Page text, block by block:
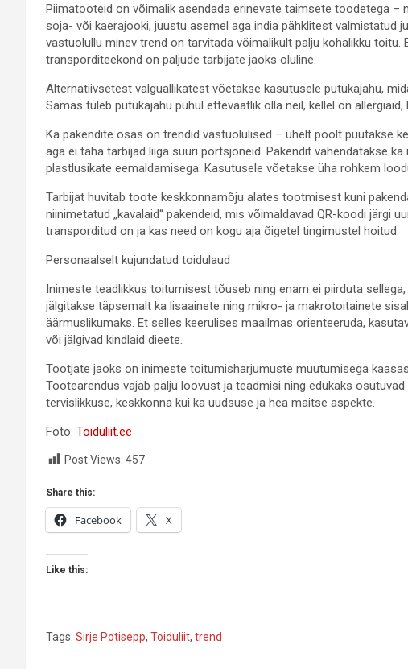
Piimatooteid on võimalik asendada erinevate taimsete toodetega –
soja- või kaerajooki, juustu asemel aga india pähklitest valmistatud
vastuolullu minev trend on tarvitada võimalikult palju kohalikku toitu.
transporditeekond on paljude tarbijate jaoks oluline.
Alternatiivsetest valguallikatest võetakse kasutusele putukajahu,
Samas tuleb putukajahu puhul ettevaatlik olla neil, kellel on
Ka pakendite osas on trendid vastuolulised – ühelt poolt püütakse
aga ei taha tarbijad liiga suuri portsjoneid. Pakendit vähendatakse
plastlusikate eemaldamisega. Kasutusele võetakse üha rohkem
Tarbijat huvitab toote keskkonnamõju alates tootmisest kuni
niinimetatud „kavalaid“ pakendeid, mis võimaldavad QR-koodi järgi
transporditud on ja kas need on kogu aja õigetel tingimustel hoitud.
Personaalselt kujundatud toidulaud
Inimeste teadlikkus toitumisest tõuseb ning enam ei piirduta
jälgitakse täpsemalt ka lisaainete ning mikro- ja makrotoitainete
äärmuslikumaks. Et selles keerulises maailmas orienteeruda,
või jälgivad kindlaid dieete.
Tootjate jaoks on inimeste toitumisharjumuste muutumisega
Tootearendus vajab palju loovust ja teadmisi ning edukaks
tervislikkuse, keskkonna kui ka uudsuse ja hea maitse aspekte.
Foto: Toiduliit.ee
Post Views: 457
Share this:
Facebook X
Like this:
Tags: Sirje Potisepp, Toiduliit, trend